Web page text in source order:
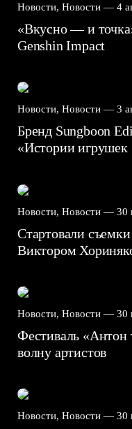
Новости, Новости — 4
«Вкусно — и
Genshin Impact⁠⁠
Новости, Новости — 3
Бренд Sungboon
«Истории игрушек
Новости, Новости — 30
Стартовали
Виктором
Новости, Новости — 30
Фестиваль «Антон
волну артистов
Новости, Новости — 30